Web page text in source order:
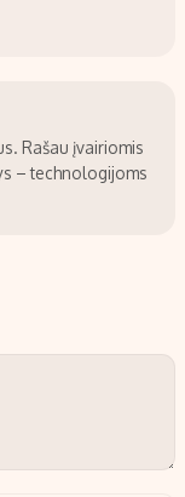
Rašau įvairiomis
– technologijoms